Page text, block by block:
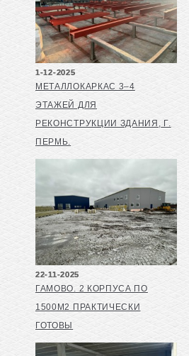
1-12-2025
МЕТАЛЛОКАРКАС 3–4
ЭТАЖЕЙ ДЛЯ
РЕКОНСТРУКЦИИ ЗДАНИЯ, Г.
ПЕРМЬ.
22-11-2025
ГАМОВО. 2 КОРПУСА ПО
1500М2 ПРАКТИЧЕСКИ
ГОТОВЫ